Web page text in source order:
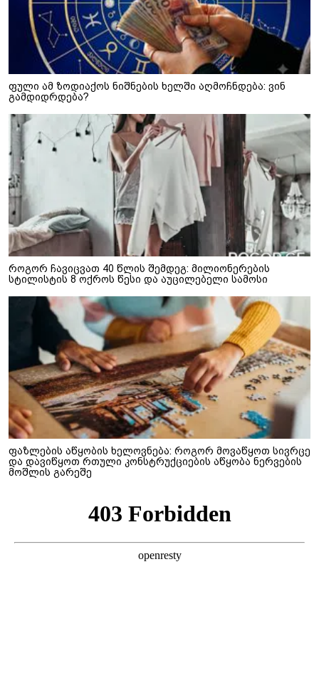
ფული ამ ზოდიაქოს ნიშნების ხელში აღმოჩნდება: ვინ
გამდიდრდება?
როგორ ჩავიცვათ 40 წლის შემდეგ: მილიონერების
სტილისტის 8 ოქროს წესი და აუცილებელი სამოსი
ფაზლების აწყობის ხელოვნება: როგორ მოვაწყოთ სივრცე
და დავიწყოთ რთული კონსტრუქციების აწყობა ნერვების
მოშლის გარეშე